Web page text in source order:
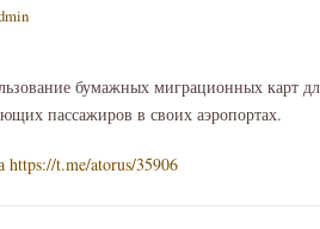
бумажных миграционных карт
пассажиров в своих аэропортах.
https://t.me/atorus/35906